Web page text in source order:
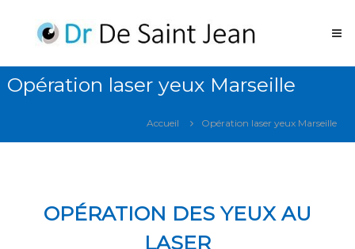
Operation
des
Laser
Marseille
Opération laser yeux Marseille
Accueil Opération laser yeux Marseille
OPÉRATION DES YEUX AU
LASER